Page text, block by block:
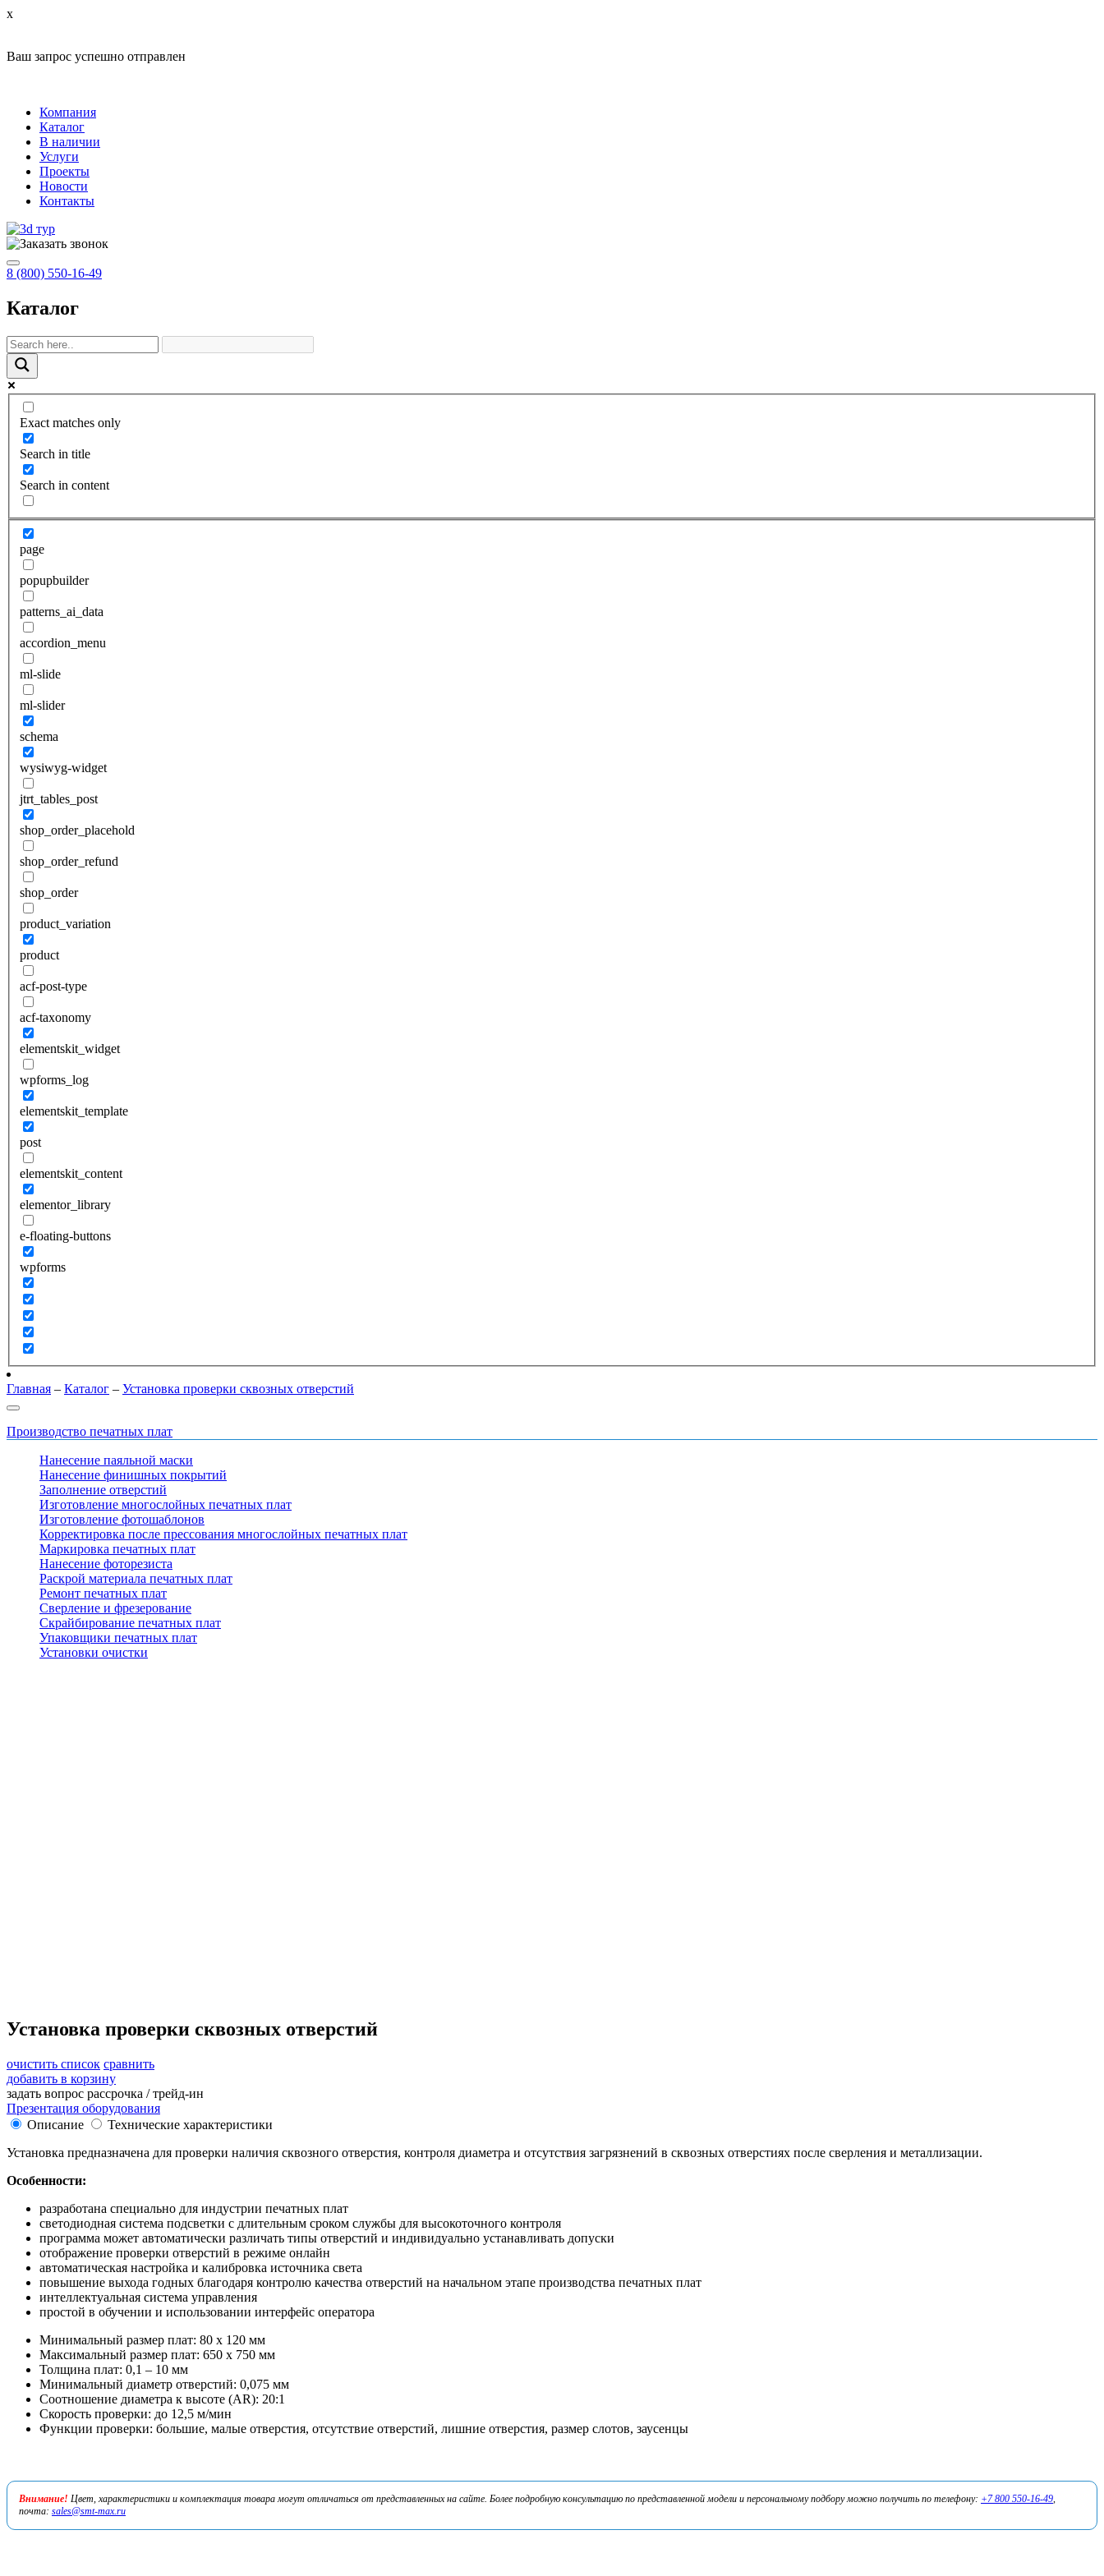
x
Ваш запрос успешно отправлен
Компания
Каталог
В наличии
Услуги
Проекты
Новости
Контакты
8 (800) 550-16-49
Каталог
Exact matches only
Search in title
Search in content
page
popupbuilder
patterns_ai_data
accordion_menu
ml-slide
ml-slider
schema
wysiwyg-widget
jtrt_tables_post
shop_order_placehold
shop_order_refund
shop_order
product_variation
product
acf-post-type
acf-taxonomy
elementskit_widget
wpforms_log
elementskit_template
post
elementskit_content
elementor_library
e-floating-buttons
wpforms
Главная – Каталог – Установка проверки сквозных отверстий
Производство печатных плат
Нанесение паяльной маски
Нанесение финишных покрытий
Заполнение отверстий
Изготовление многослойных печатных плат
Изготовление фотошаблонов
Корректировка после прессования многослойных печатных плат
Маркировка печатных плат
Нанесение фоторезиста
Раскрой материала печатных плат
Ремонт печатных плат
Сверление и фрезерование
Скрайбирование печатных плат
Упаковщики печатных плат
Установки очистки
Установка проверки сквозных отверстий
очистить список сравнить
добавить в корзину
задать вопрос рассрочка / трейд-ин
Презентация оборудования
Описание
Технические характеристики
Установка предназначена для проверки наличия сквозного отверстия, контроля диаметра и отсутствия загрязнений в сквозных отверстиях после сверления и металлизации.
Особенности:
разработана специально для индустрии печатных плат
светодиодная система подсветки с длительным сроком службы для высокоточного контроля
программа может автоматически различать типы отверстий и индивидуально устанавливать допуски
отображение проверки отверстий в режиме онлайн
автоматическая настройка и калибровка источника света
повышение выхода годных благодаря контролю качества отверстий на начальном этапе производства печатных плат
интеллектуальная система управления
простой в обучении и использовании интерфейс оператора
Минимальный размер плат: 80 х 120 мм
Максимальный размер плат: 650 х 750 мм
Толщина плат: 0,1 – 10 мм
Минимальный диаметр отверстий: 0,075 мм
Соотношение диаметра к высоте (AR): 20:1
Скорость проверки: до 12,5 м/мин
Функции проверки: большие, малые отверстия, отсутствие отверстий, лишние отверстия, размер слотов, заусенцы
Внимание! Цвет, характеристики и комплектация товара могут отличаться от представленных на сайте. Более подробную консультацию по представленной модели и персональному подбору можно получить по телефону: +7 800 550-16-49
почта: sales@smt-max.ru